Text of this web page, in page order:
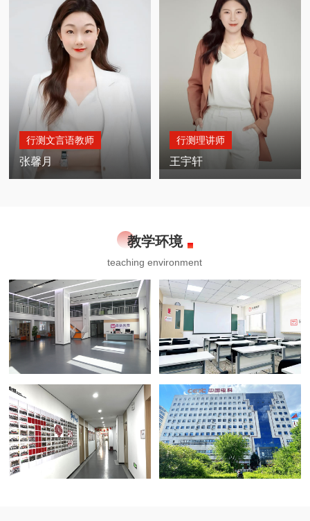
MORE + MORE +
行测文言语教师
张馨月
行测理讲师
王宇轩
教学环境
teaching environment
前台 教室